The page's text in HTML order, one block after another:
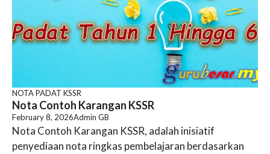
NOTA PADAT KSSR
Nota Contoh Karangan KSSR
February 8, 2026Admin GB
Nota Contoh Karangan KSSR, adalah inisiatif
penyediaan nota ringkas pembelajaran berdasarkan